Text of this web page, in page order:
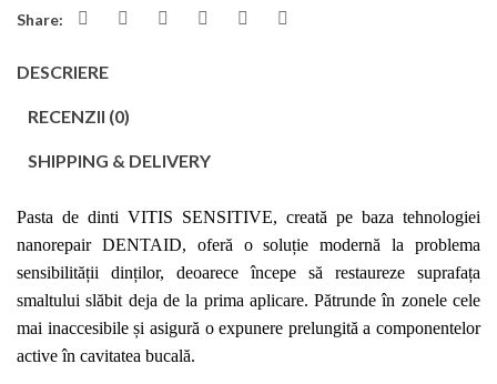
Share:
DESCRIERE
RECENZII (0)
SHIPPING & DELIVERY
Pasta de dinti VITIS SENSITIVE, creată pe baza tehnologiei
nanorepair DENTAID, oferă o soluție modernă la problema
sensibilității dinților, deoarece începe să restaureze suprafața
smaltului slăbit deja de la prima aplicare. Pătrunde în zonele cele
mai inaccesibile și asigură o expunere prelungită a componentelor
active în cavitatea bucală.